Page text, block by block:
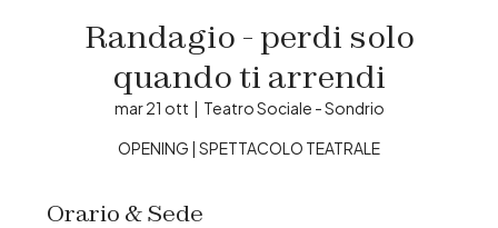
Randagio - perdi solo
quando ti arrendi
mar 21 ott
  |
Teatro Sociale - Sondrio
OPENING | SPETTACOLO TEATRALE
Orario & Sede